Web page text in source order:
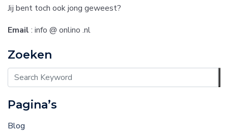
Jij bent toch ook jong geweest?
Email : info @ onlino .nl
Zoeken
Pagina’s
Blog